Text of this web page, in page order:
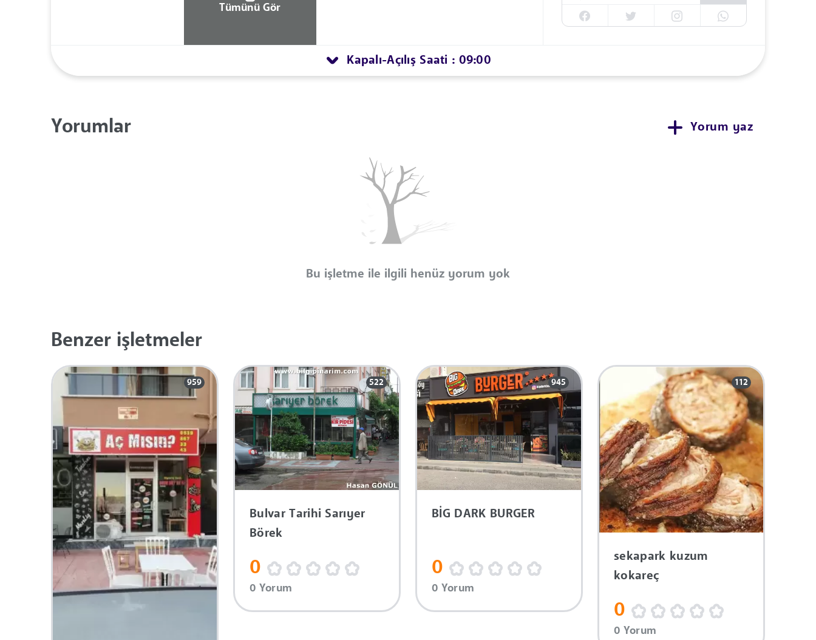
Tümünü Gör
Kapalı-Açılış Saati : 09:00
Yorumlar Yorum yaz
Bu işletme ile ilgili henüz yorum yok
Benzer işletmeler
959 522
Bulvar Tarihi Sarıyer
Börek
0
0 Yorum
945
BİG DARK BURGER
0
0 Yorum
112
sekapark kuzum
kokareç
0
0 Yorum